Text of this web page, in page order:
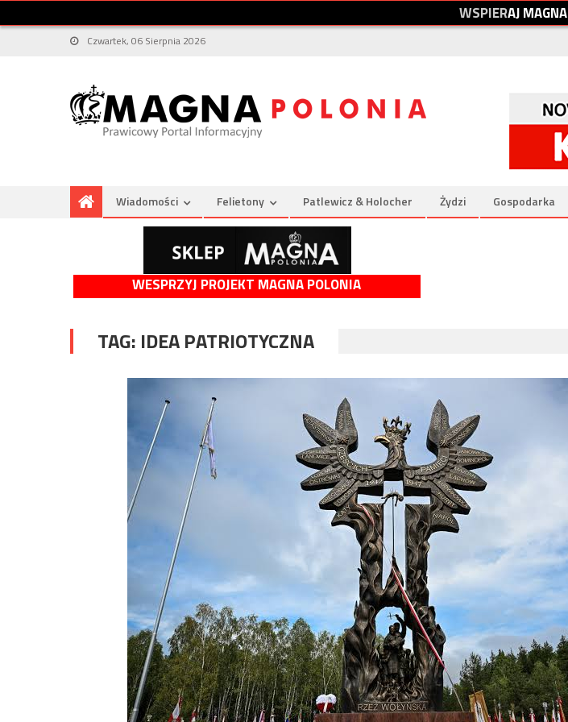
WSPIERAJMAGNA
Czwartek, 06 Sierpnia 2026
Wiadomości Felietony Patlewicz & Holocher Żydzi Gospodarka
WESPRZYJ PROJEKT MAGNA POLONIA
TAG: IDEA PATRIOTYCZNA